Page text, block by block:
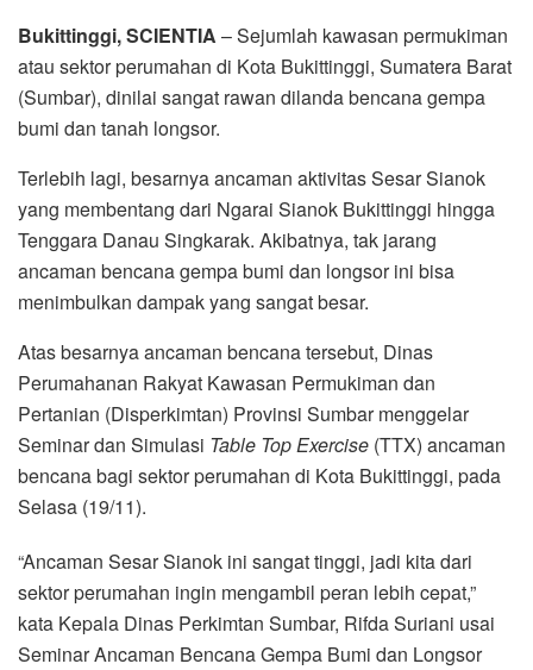
Bukittinggi, SCIENTIA – Sejumlah kawasan permukiman
atau sektor perumahan di Kota Bukittinggi, Sumatera Barat
(Sumbar), dinilai sangat rawan dilanda bencana gempa
bumi dan tanah longsor.
Terlebih lagi, besarnya ancaman aktivitas Sesar Sianok
yang membentang dari Ngarai Sianok Bukittinggi hingga
Tenggara Danau Singkarak. Akibatnya, tak jarang
ancaman bencana gempa bumi dan longsor ini bisa
menimbulkan dampak yang sangat besar.
Atas besarnya ancaman bencana tersebut, Dinas
Perumahanan Rakyat Kawasan Permukiman dan
Pertanian (Disperkimtan) Provinsi Sumbar menggelar
Seminar dan Simulasi Table Top Exercise (TTX) ancaman
bencana bagi sektor perumahan di Kota Bukittinggi, pada
Selasa (19/11).
“Ancaman Sesar Sianok ini sangat tinggi, jadi kita dari
sektor perumahan ingin mengambil peran lebih cepat,”
kata Kepala Dinas Perkimtan Sumbar, Rifda Suriani usai
Seminar Ancaman Bencana Gempa Bumi dan Longsor